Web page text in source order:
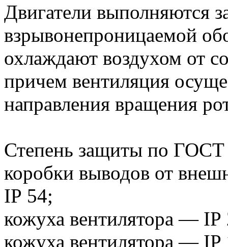
Двигатели выполняются
взрывонепроницаемой
охлаждают воздухом от
причем вентиляция
направления вращения
Степень защиты по
коробки выводов от
IР 54;
кожуха вентилятора — IР
кожуха вентилятора — IP